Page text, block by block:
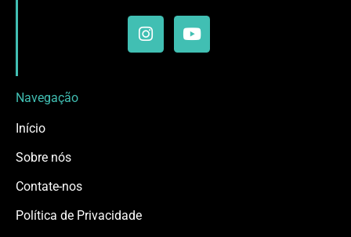
Navegação
Início
Sobre nós
Contate-nos
Política de Privacidade